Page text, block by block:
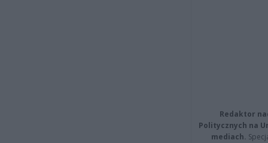
Redaktor
Politycznych na
mediach.